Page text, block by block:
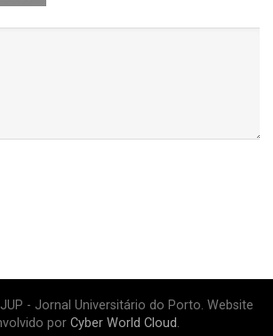
- Jornal Universitário do Porto. Website
por Cyber World Cloud.